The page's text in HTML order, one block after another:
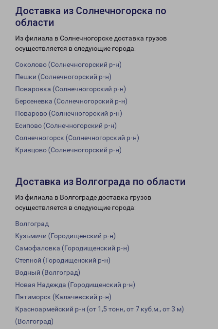
Доставка из Солнечногорска по
области
Из филиала в Солнечногорске доставка грузов
осуществляется в следующие города:
Соколово (Солнечногорский р-н)
Пешки (Солнечногорский р-н)
Поваровка (Солнечногорский р-н)
Берсеневка (Солнечногорский р-н)
Поварово (Солнечногорский р-н)
Есипово (Солнечногорский р-н)
Солнечногорск (Солнечногорский р-н)
Кривцово (Солнечногорский р-н)
Доставка из Волгограда по области
Из филиала в Волгограде доставка грузов
осуществляется в следующие города:
Волгоград
Кузьмичи (Городищенский р-н)
Самофаловка (Городищенский р-н)
Степной (Городищенский р-н)
Водный (Волгоград)
Новая Надежда (Городищенский р-н)
Пятиморск (Калачевский р-н)
Красноармейский р-н (от 1,5 тонн, от 7 куб.м., от 3 м)
(Волгоград)